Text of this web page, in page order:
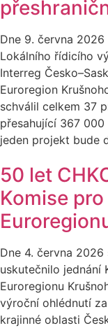
Dne 9. června
Lokálního řídicího
Interreg
Euroregion
schválil celkem 37
přesahující 367
jeden projekt bude
50 let
Komise
Dne 4. června 2026
uskutečnilo jednání
Euroregionu
výroční ohlédnutí
krajinné oblasti